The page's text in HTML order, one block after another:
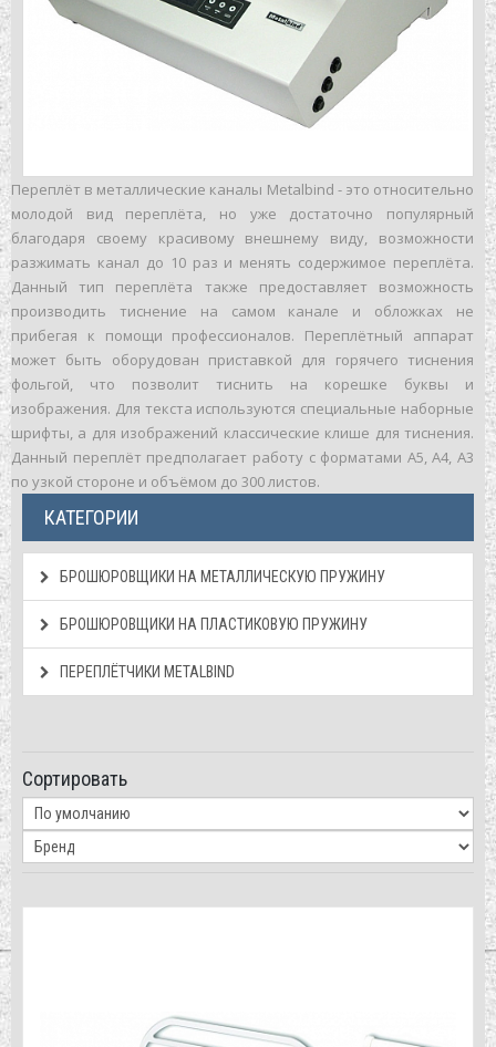
Переплёт в металлические каналы Metalbind - это относительно
молодой вид переплёта, но уже достаточно популярный
благодаря своему красивому внешнему виду, возможности
разжимать канал до 10 раз и менять содержимое переплёта.
Данный тип переплёта также предоставляет возможность
производить тиснение на самом канале и обложках не
прибегая к помощи профессионалов. Переплётный аппарат
может быть оборудован приставкой для горячего тиснения
фольгой, что позволит тиснить на корешке буквы и
изображения. Для текста используются специальные наборные
шрифты, а для изображений классические клише для тиснения.
Данный переплёт предполагает работу с форматами А5, А4, А3
по узкой стороне и объёмом до 300 листов.
КАТЕГОРИИ
БРОШЮРОВЩИКИ НА МЕТАЛЛИЧЕСКУЮ ПРУЖИНУ
БРОШЮРОВЩИКИ НА ПЛАСТИКОВУЮ ПРУЖИНУ
ПЕРЕПЛЁТЧИКИ METALBIND
Сортировать